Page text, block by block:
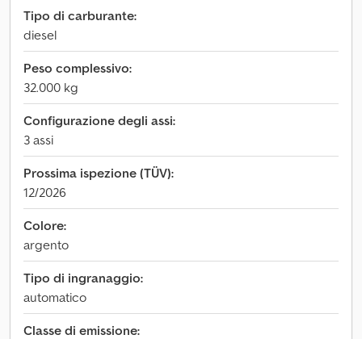
Tipo di carburante:
diesel
Peso complessivo:
32.000 kg
Configurazione degli assi:
3 assi
Prossima ispezione (TÜV):
12/2026
Colore:
argento
Tipo di ingranaggio:
automatico
Classe di emissione: